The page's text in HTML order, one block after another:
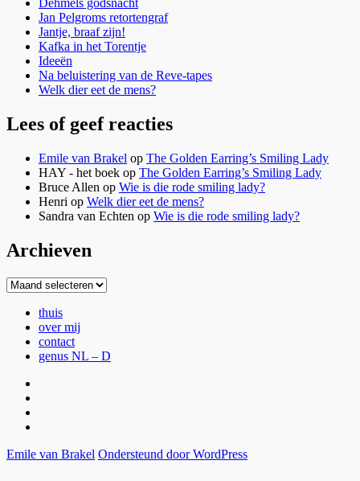
Jan Pelgroms retortengraf
Jantje, braaf zijn!
Kafka in het Torentje
Ideeën
Na beluistering van de Reve-tapes
Welk dier eet de mens?
Lees of geef reacties
Emile van Brakel op The Golden Earring’s Smiling Lady
HAY - het boek op The Golden Earring’s Smiling Lady
Bruce Allen op Wie is die rode smiling lady?
Henri op Welk dier eet de mens?
Sandra van Echten op Wie is die rode smiling lady?
Archieven
Archieven
thuis
over mij
contact
genus NL – D
–
Emile van Brakel Ondersteund door WordPress